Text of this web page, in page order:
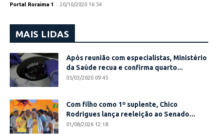
Portal Roraima 1 - 20/10/2020 16:54
MAIS LIDAS
Após reunião com especialistas, Ministério
da Saúde recua e confirma quarto...
05/03/2020 09:45
Com filho como 1º suplente, Chico
Rodrigues lança reeleição ao Senado...
01/08/2026 12:18